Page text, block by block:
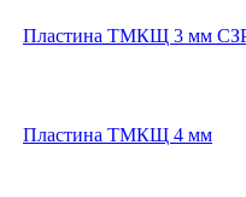
Пластина ТМКЩ 3 мм
Пластина ТМКЩ 4 мм